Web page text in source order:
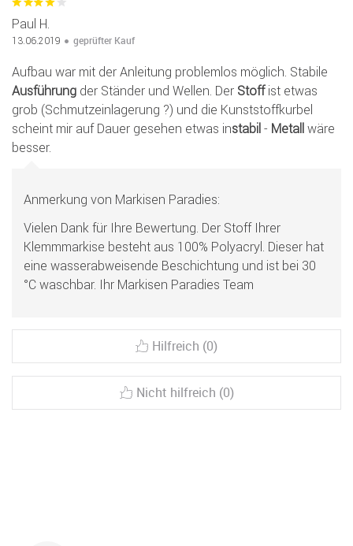
Paul H.
13.06.2019 geprüfter Kauf
Aufbau war mit der Anleitung problemlos möglich. Stabile
Ausführung der Ständer und Wellen. Der Stoffist etwas
grob (Schmutzeinlagerung ?) und die Kunststoffkurbel
scheint mir auf Dauer gesehen etwas instabil - Metall wäre
besser.
Anmerkung von Markisen Paradies:
Vielen Dank für Ihre Bewertung. Der Stoff Ihrer
Klemmmarkise besteht aus 100% Polyacryl. Dieser hat
eine wasserabweisende Beschichtung und ist bei 30
°C waschbar. Ihr Markisen Paradies Team
Hilfreich (0)
Nicht hilfreich (0)